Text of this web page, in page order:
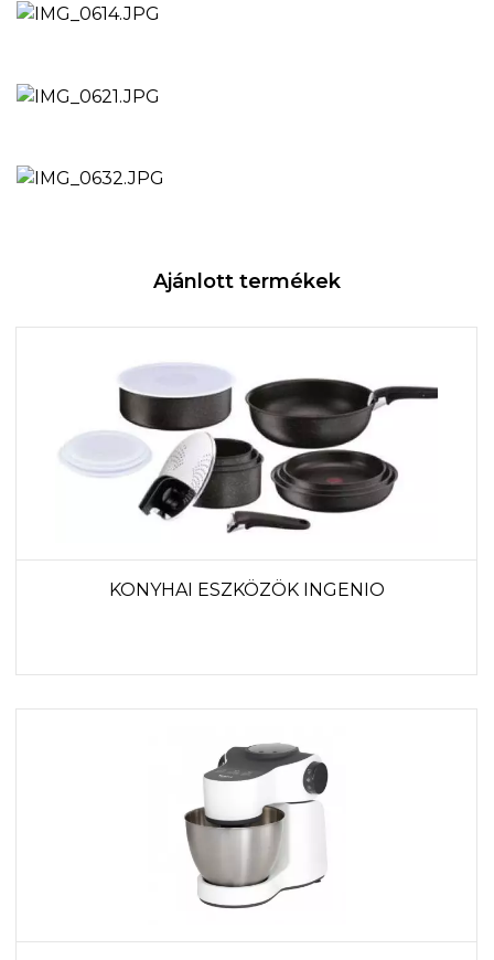
Ajánlott termékek
KONYHAI ESZKÖZÖK INGENIO